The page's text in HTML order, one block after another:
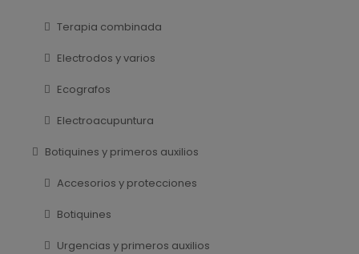
Terapia combinada
Electrodos y varios
Ecografos
Electroacupuntura
Botiquines y primeros auxilios
Accesorios y protecciones
Botiquines
Urgencias y primeros auxilios